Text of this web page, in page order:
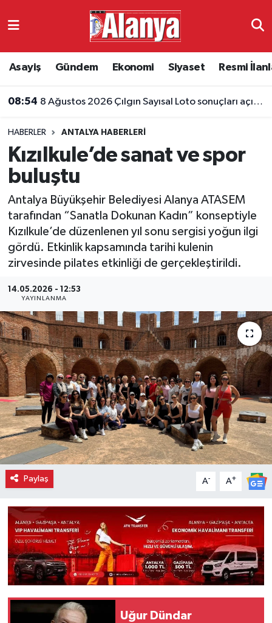
Asayiş Gündem Ekonomi Siyaset Resmi
08:26 Otoyolda feci kaza: Araç tünel duvarına çarptı, 3 kişi hayatını kaybetti
HABERLER ANTALYA HABERLERI
Kızılkule’de sanat ve spor
buluştu
Antalya Büyükşehir Belediyesi Alanya ATASEM
tarafından “Sanatla Dokunan Kadın” konseptiyle
Kızılkule’de düzenlenen yıl sonu sergisi yoğun ilgi
gördü. Etkinlik kapsamında tarihi kulenin
zirvesinde pilates etkinliği de gerçekleştirildi.
14.05.2026 - 12:53
YAYINLANMA
Paylaş A- A+
Uğur Dündar
Ekonomi
Resmi İlanlar
Alanyaspor
Turizm
E-Gazete
Antalya Namaz Vakitleri
Süper Lig Puan Durumu ve Fikstür
Tüm Manşetler
Son Dakika Haberleri
Haber Arşivi